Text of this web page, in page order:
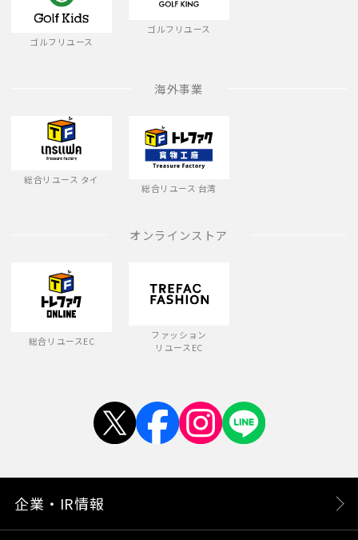
ゴルフリユース
ゴルフリユース
海外事業
総合リユース タイ
総合リユース 台湾
オンラインストア
総合リユースEC
ファッション
リユースEC
企業・IR情報